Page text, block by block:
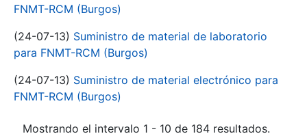
FNMT-RCM (Burgos)
(24-07-13) Suministro de material de laboratorio
para FNMT-RCM (Burgos)
(24-07-13) Suministro de material electrónico para
FNMT-RCM (Burgos)
Mostrando el intervalo 1 - 10 de 184 resultados.